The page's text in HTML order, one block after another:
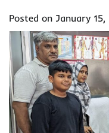
Posted on January